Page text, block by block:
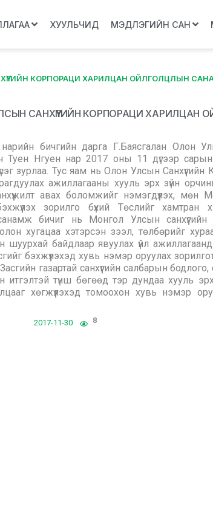
ХУУЛЬЧИД МЭДЛЭГИЙН САН
КОРПОРАЦИ ХАРИЛЦАН ОЙЛГОЛЦЛЫН
САНХҮҮГИЙН КОРПОРАЦИ ХАРИЛЦАН
бичгийн дарга Г.Баясгалан Олон
Туeн Нгуен нар 2017 оны 11 дүгээр
зурлаа. Тус яам нь Олон Улсын Санхүүгийн
ажиллагааны хууль эрх зүйн
авах боломжийг нэмэгдүүлэх, мөн
зорилго бүхий Төслийг хамтран
бичиг нь Монгол Улсын санхүүгийн
хугацаа хэтэрсэн зээл, төлбөрийг хураах,
шуурхай байдлаар явуулах үйл
хэсгийг бэхжүүлэхэд хувь нэмэр оруулах
газартай санхүүгийн салбарын бодлого,
итгэлтэй түнш бөгөөд тэр дундаа хууль
хөгжүүлэхэд томоохон хувь нэмэр
2017-11-30 8